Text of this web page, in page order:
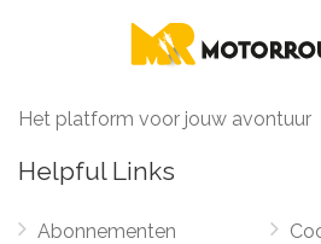
Het platform voor jouw avontuur
Helpful Links
Abonnementen